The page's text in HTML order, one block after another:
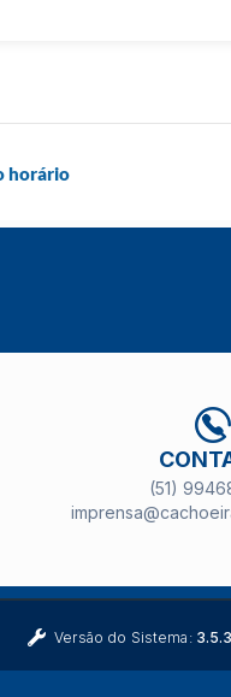
horário
(51)
Versão do Sistema: